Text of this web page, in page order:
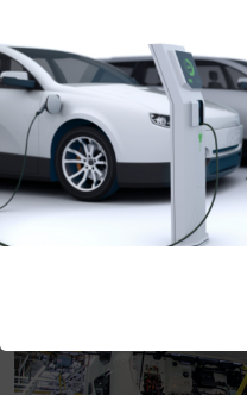
DES CAMIONS
RENAULT
USAGES DÈS
Rédigé par Philippe
0 commentaires